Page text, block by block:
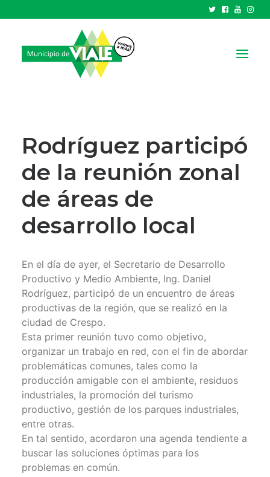
HCD
TRÁMITES Y SERVICIOS
CIUDAD
PARQUE INDUSTRIAL
Rodríguez participó
de la reunión zonal
de áreas de
desarrollo local
En el día de ayer, el Secretario de Desarrollo
Productivo y Medio Ambiente, Ing. Daniel
Rodríguez, participó de un encuentro de áreas
productivas de la región, que se realizó en la
ciudad de Crespo.
Esta primer reunión tuvo como objetivo,
organizar un trabajo en red, con el fin de abordar
problemáticas comunes, tales como la
producción amigable con el ambiente, residuos
industriales, la promoción del turismo
productivo, gestión de los parques industriales,
entre otras.
En tal sentido, acordaron una agenda tendiente a
buscar las soluciones óptimas para los
problemas en común.